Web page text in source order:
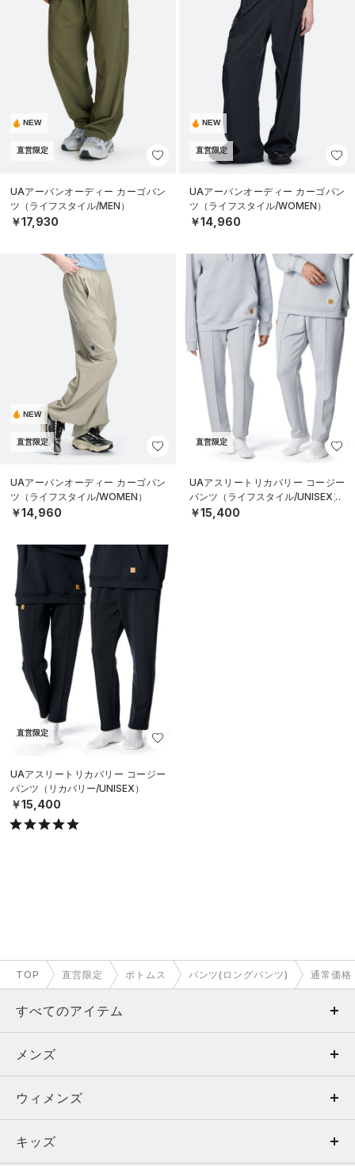
NEW
直営限定
UAアーバンオーディー カーゴパン
ツ（ライフスタイル/MEN）
￥17,930
NEW
直営限定
UAアーバンオーディー カーゴパン
ツ（ライフスタイル/WOMEN）
￥14,960
NEW
直営限定
UAアーバンオーディー カーゴパン
ツ（ライフスタイル/WOMEN）
￥14,960
直営限定
UAアスリートリカバリー コージー
パンツ（ライフスタイル/UNISEX）
￥15,400
直営限定
UAアスリートリカバリー コージー
パンツ（リカバリー/UNISEX）
￥15,400
TOP 直営限定 ボトムス パンツ(ロングパンツ) 通常価格
すべてのアイテム
メンズ
ウィメンズ
キッズ
メンズ
トップス
ボトムス
ウィメンズ
トップス
キッズ